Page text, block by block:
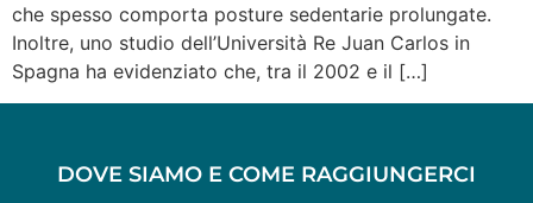
che spesso comporta posture sedentarie prolungate.
Inoltre, uno studio dell’Università Re Juan Carlos in
Spagna ha evidenziato che, tra il 2002 e il […]
DOVE SIAMO E COME RAGGIUNGERCI